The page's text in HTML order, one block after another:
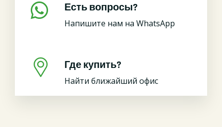
Есть вопросы?
Напишите нам на WhatsApp
Где купить?
Найти ближайший офис